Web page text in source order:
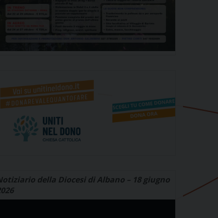
della Diocesi di Albano – 18 giugno